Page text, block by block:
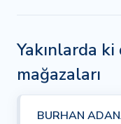
Yakınlarda
mağazaları
BURHAN